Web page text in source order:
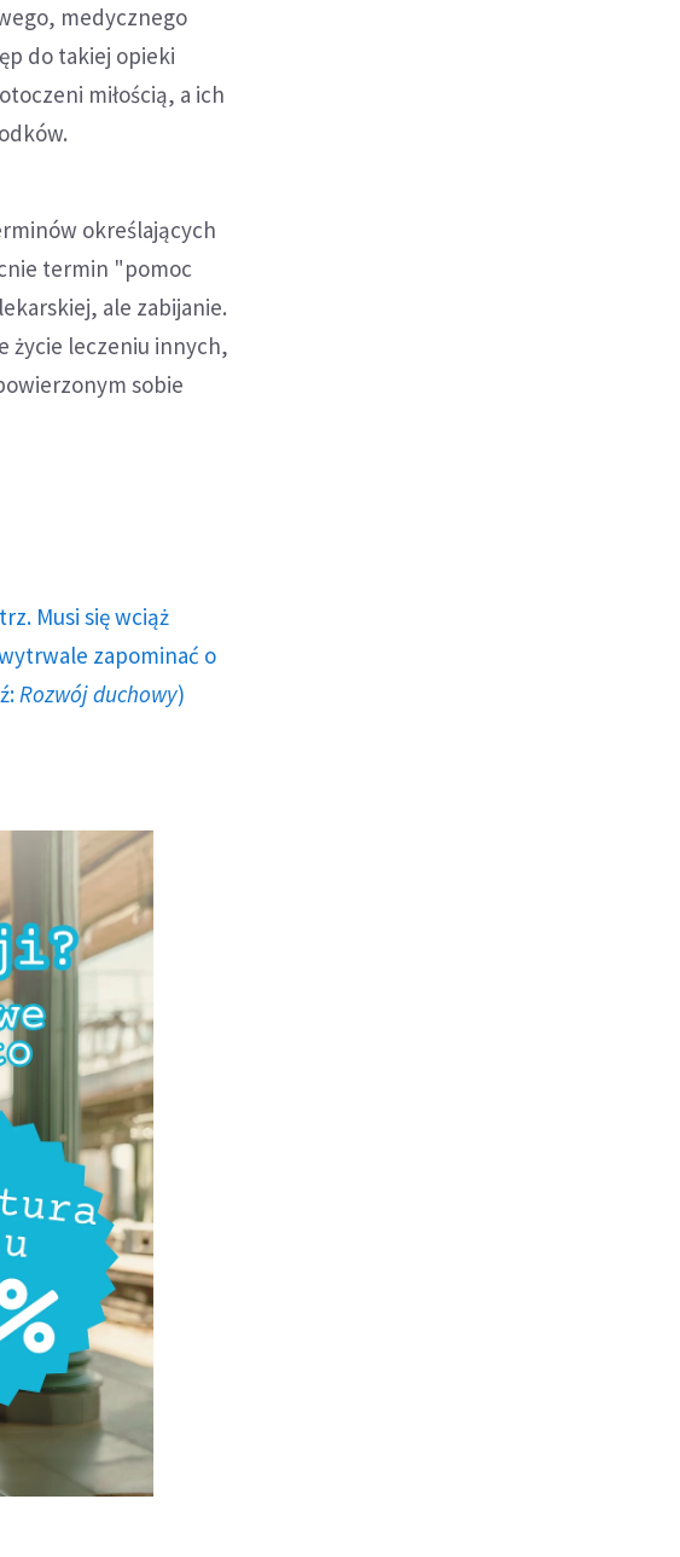
medycznego
do takiej opieki
miłością, a ich
określających
termin "pomoc
ale zabijanie.
życie leczeniu innych,
sobie
Musi się wciąż
zapominać o
Rozwój duchowy)